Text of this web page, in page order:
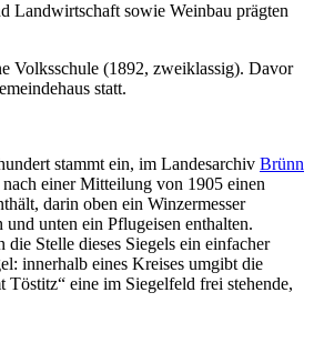
Landwirtschaft sowie Weinbau prägten
Volksschule (1892, zweiklassig). Davor
statt.
stammt ein, im Landesarchiv Brünn
nach einer Mitteilung von 1905 einen
darin oben ein Winzermesser
unten ein Pflugeisen enthalten.
die Stelle dieses Siegels ein einfacher
innerhalb eines Kreises umgibt die
Töstitz“ eine im Siegelfeld frei stehende,